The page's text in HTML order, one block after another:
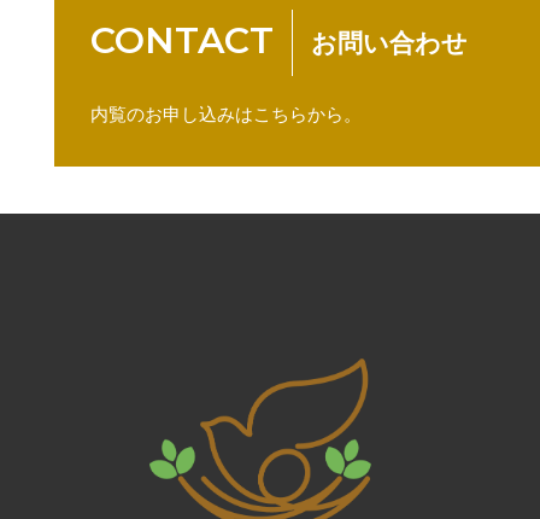
CONTACT お問い合わせ
内覧のお申し込みはこちらから。